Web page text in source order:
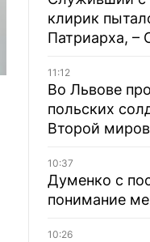
клирик
Патриарха, –
11:12
Во Львове
польских
Второй
10:37
Думенко с
понимание
10:26